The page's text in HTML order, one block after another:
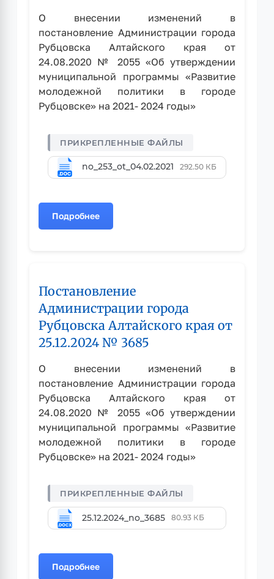
О внесении изменений в
постановление Администрации города
Рубцовска Алтайского края от
24.08.2020 № 2055 «Об утверждении
муниципальной программы «Развитие
молодежной политики в городе
Рубцовске» на 2021- 2024 годы»
no_253_ot_04.02.2021 292.50 КБ
Подробнее
о
Алтайского
края
04.02.2021
№
Постановление
Администрации города
Рубцовска Алтайского края от
25.12.2024 № 3685
О внесении изменений в
постановление Администрации города
Рубцовска Алтайского края от
24.08.2020 № 2055 «Об утверждении
муниципальной программы «Развитие
молодежной политики в городе
Рубцовске» на 2021- 2024 годы»
25.12.2024_no_3685 80.93 КБ
Подробнее
о